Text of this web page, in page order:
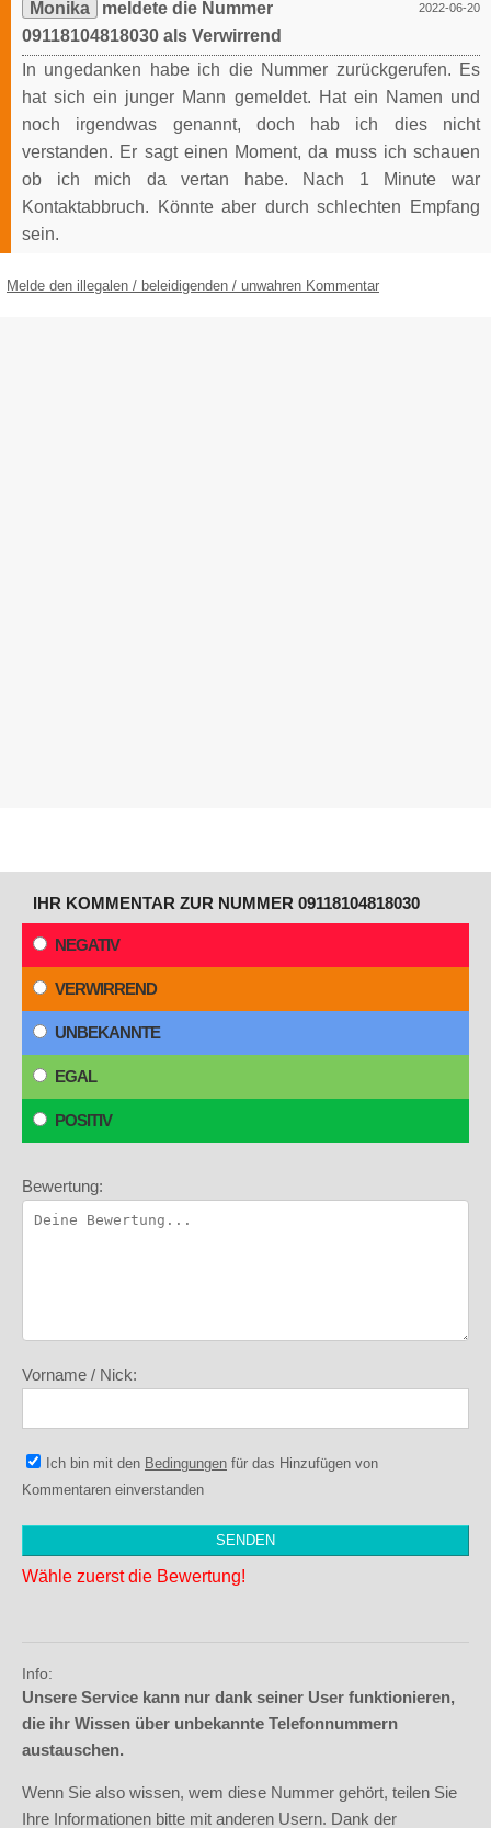
2022-06-20
Monika
meldete die Nummer
09118104818030 als Verwirrend
In ungedanken habe ich die Nummer zurückgerufen. Es
hat sich ein junger Mann gemeldet. Hat ein Namen und
noch irgendwas genannt, doch hab ich dies nicht
verstanden. Er sagt einen Moment, da muss ich schauen
ob ich mich da vertan habe. Nach 1 Minute war
Kontaktabbruch. Könnte aber durch schlechten Empfang
sein.
Melde den illegalen / beleidigenden / unwahren Kommentar
IHR KOMMENTAR ZUR NUMMER 09118104818030
NEGATIV
VERWIRREND
UNBEKANNTE
EGAL
POSITIV
Bewertung:
Vorname / Nick:
Ich bin mit den Bedingungen für das Hinzufügen von
Kommentaren einverstanden
Wähle zuerst die Bewertung!
Info:
Unsere Service kann nur dank seiner User funktionieren,
die ihr Wissen über unbekannte Telefonnummern
austauschen.
Wenn Sie also wissen, wem diese Nummer gehört, teilen Sie
Ihre Informationen bitte mit anderen Usern. Dank der